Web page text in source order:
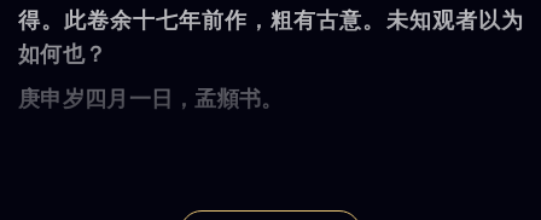
得。此卷余十七年前作，粗有古意。未知观者以为
如何也？
庚申岁四月一日，孟頫书。